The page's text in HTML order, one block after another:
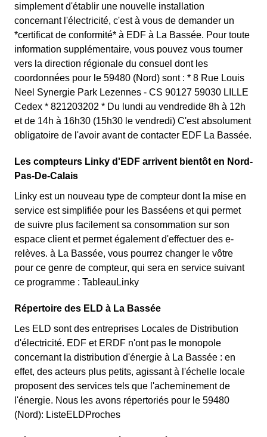
simplement d'établir une nouvelle installation
concernant l'électricité, c'est à vous de demander un
*certificat de conformité* à EDF à La Bassée. Pour toute
information supplémentaire, vous pouvez vous tourner
vers la direction régionale du consuel dont les
coordonnées pour le 59480 (Nord) sont : * 8 Rue Louis
Neel Synergie Park Lezennes - CS 90127 59030 LILLE
Cedex * 821203202 * Du lundi au vendredide 8h à 12h
et de 14h à 16h30 (15h30 le vendredi) C'est absolument
obligatoire de l'avoir avant de contacter EDF La Bassée.
Les compteurs Linky d'EDF arrivent bientôt en Nord-
Pas-De-Calais
Linky est un nouveau type de compteur dont la mise en
service est simplifiée pour les Basséens et qui permet
de suivre plus facilement sa consommation sur son
espace client et permet également d'effectuer des e-
relèves. à La Bassée, vous pourrez changer le vôtre
pour ce genre de compteur, qui sera en service suivant
ce programme : TableauLinky
Répertoire des ELD à La Bassée
Les ELD sont des entreprises Locales de Distribution
d'électricité. EDF et ERDF n'ont pas le monopole
concernant la distribution d'énergie à La Bassée : en
effet, des acteurs plus petits, agissant à l'échelle locale
proposent des services tels que l'acheminement de
l'énergie. Nous les avons répertoriés pour le 59480
(Nord): ListeELDProches